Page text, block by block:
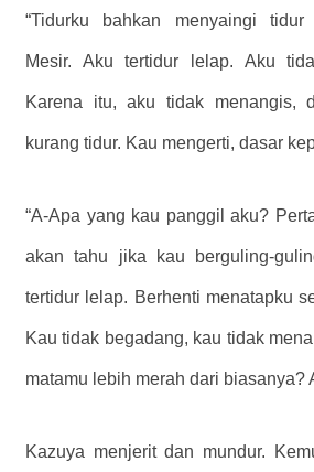
“Tidurku bahkan menyaingi tidur
Mesir. Aku tertidur lelap. Aku
Karena itu, aku tidak menangis,
kurang tidur. Kau mengerti, dasar
“A-Apa yang kau panggil aku?
akan tahu jika kau berguling-
tertidur lelap. Berhenti menatapku
Kau tidak begadang, kau tidak
matamu lebih merah dari biasanya?
Kazuya menjerit dan mundur.